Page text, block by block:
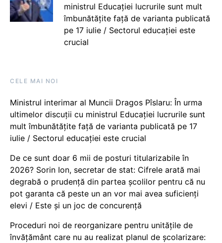
ministrul Educației lucrurile sunt mult
îmbunătățite față de varianta publicată
pe 17 iulie / Sectorul educației este
crucial
CELE MAI NOI
Ministrul interimar al Muncii Dragos Pîslaru: În urma
ultimelor discuții cu ministrul Educației lucrurile sunt
mult îmbunătățite față de varianta publicată pe 17
iulie / Sectorul educației este crucial
De ce sunt doar 6 mii de posturi titularizabile în
2026? Sorin Ion, secretar de stat: Cifrele arată mai
degrabă o prudență din partea școlilor pentru că nu
pot garanta că peste un an vor mai avea suficienți
elevi / Este și un joc de concurență
Proceduri noi de reorganizare pentru unitățile de
învățământ care nu au realizat planul de școlarizare: